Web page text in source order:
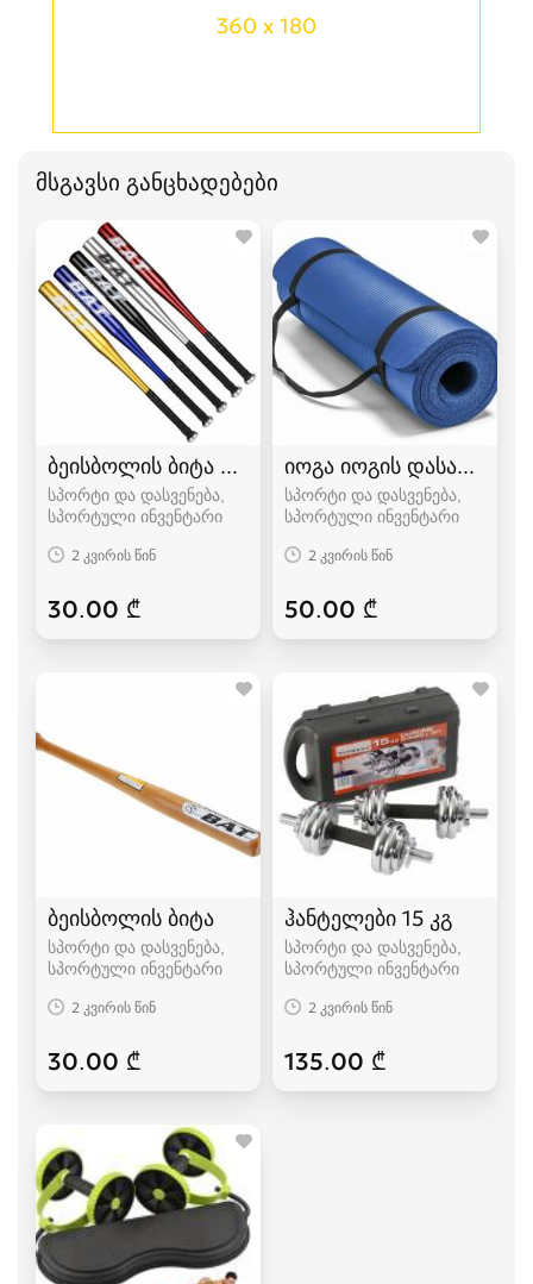
360 x 180
მსგავსი განცხადებები
ბეისბოლის ბიტა bita
სპორტი და დასვენება,
სპორტული ინვენტარი
2 კვირის წინ
30.00 ₾
იოგა იოგის დასაფენი
სპორტი და დასვენება,
სპორტული ინვენტარი
2 კვირის წინ
50.00 ₾
ბეისბოლის ბიტა
სპორტი და დასვენება,
სპორტული ინვენტარი
2 კვირის წინ
30.00 ₾
ჰანტელები 15 კგ
სპორტი და დასვენება,
სპორტული ინვენტარი
2 კვირის წინ
135.00 ₾